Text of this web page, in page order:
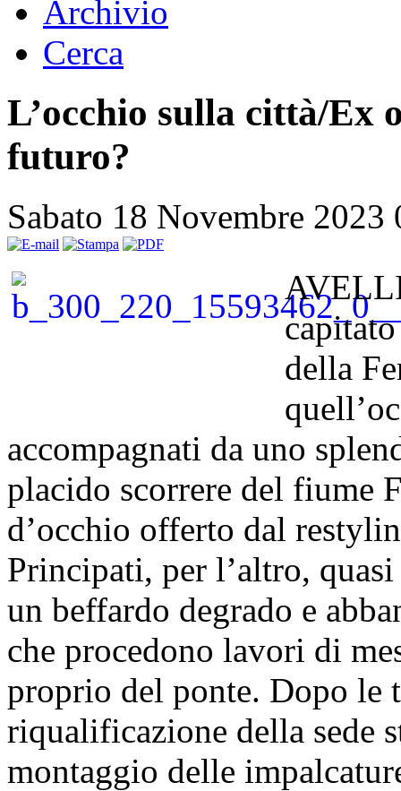
Archivio
Cerca
L’occhio sulla città/Ex
futuro?
Sabato 18 Novembre
della
accompagnati da uno
placido scorrere del fiume
d’occhio offerto dal
Principati, per l’altro,
un beffardo degrado e
che procedono lavori di
proprio del ponte. Dopo le
riqualificazione della sede
montaggio delle